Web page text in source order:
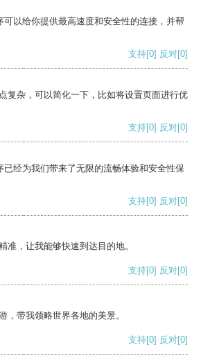
以给你提供最高速度和安全性的连接，并帮
支持[0] 反对[0]
复杂，可以简化一下，比如将设置页面进行优
支持[0] 反对[0]
经为我们带来了无限的流畅体验和安全性保
支持[0] 反对[0]
准，让我能够快速到达目的地。
支持[0] 反对[0]
，带我领略世界各地的美景。
支持[0] 反对[0]